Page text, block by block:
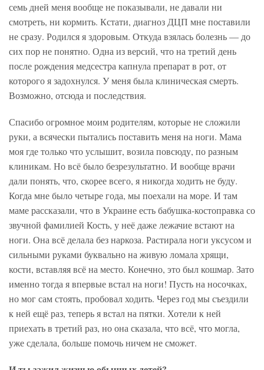
семь дней меня вообще не показывали, не давали ни
смотреть, ни кормить. Кстати, диагноз ДЦП мне поставили
не сразу. Родился я здоровым. Откуда взялась болезнь — до
сих пор не понятно. Одна из версий, что на третий день
после рождения медсестра капнула препарат в рот, от
которого я задохнулся. У меня была клиническая смерть.
Возможно, отсюда и последствия.
Спасибо огромное моим родителям, которые не сложили
руки, а всячески пытались поставить меня на ноги. Мама
моя где только что услышит, возила повсюду, по разным
клиникам. Но всё было безрезультатно. И вообще врачи
дали понять, что, скорее всего, я никогда ходить не буду.
Когда мне было четыре года, мы поехали на море. И там
маме рассказали, что в Украине есть бабушка-костоправка со
звучной фамилией Кость, у неё даже лежачие встают на
ноги. Она всё делала без наркоза. Растирала ноги уксусом и
сильными руками буквально на живую ломала хрящи,
кости, вставляя всё на место. Конечно, это был кошмар. Зато
именно тогда я впервые встал на ноги! Пусть на носочках,
но мог сам стоять, пробовал ходить. Через год мы съездили
к ней ещё раз, теперь я встал на пятки. Хотели к ней
приехать в третий раз, но она сказала, что всё, что могла,
уже сделала, больше помочь ничем не сможет.